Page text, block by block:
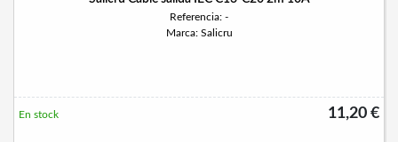
Referencia: -
Marca: Salicru
11,20 €
En stock